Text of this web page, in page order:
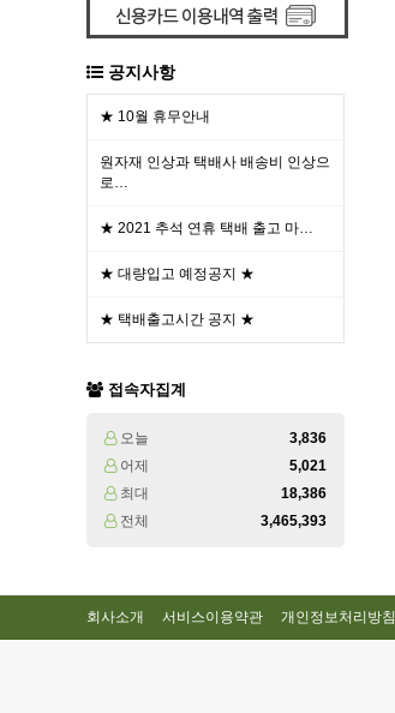
공지사항
★ 10월 휴무안내
원자재 인상과 택배사 배송비 인상으
로…
★ 2021 추석 연휴 택배 출고 마…
★ 대량입고 예정공지 ★
★ 택배출고시간 공지 ★
접속자집계
오늘
3,836
어제
5,021
최대
18,386
전체
3,465,393
회사소개 서비스이용약관 개인정보처리방침